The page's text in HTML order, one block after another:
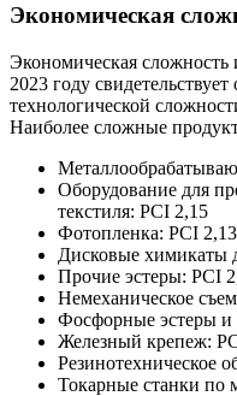
Экономическая
Экономическая
2023 году
технологической
Наиболее сложные
Оборудование для
текстиля: PCI 2,15
Фотопленка: PCI 2,13
Дисковые химикаты
Прочие эстеры: PCI
Немеханическое
Фосфорные эстеры и
Железный крепеж:
Резинотехническое
Токарные станки по